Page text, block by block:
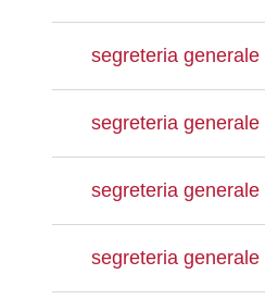
segreteria generale
segreteria generale
segreteria generale
segreteria generale